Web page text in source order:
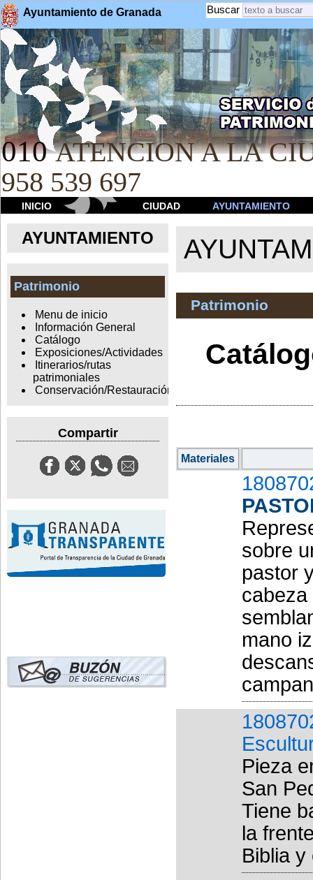
Ayuntamiento de Granada Buscar
010 ATENCION A LA
958 539 697
INICIO CIUDAD AYUNTAMIENTO
AYUNTAMIENTO
Patrimonio
Menu de inicio
Información General
Catálogo
Exposiciones/Actividades
Itinerarios/rutas
patrimoniales
Conservación/Restauración
Compartir
Patrimonio
Materiales
sobre
pastor
cabeza
mano
Pieza
San
Tiene
la
Biblia y